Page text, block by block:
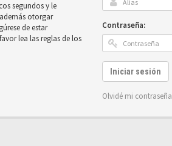
segundos y le
otorgar
de estar
lea las reglas de los
Contraseña:
Iniciar sesión
Olvidé mi contraseña